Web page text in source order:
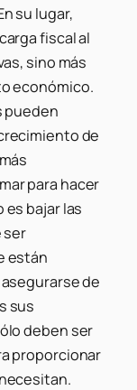
su lugar,
fiscal al
sino más
económico.
pueden
de
para hacer
es bajar las
ser
están
de
sus
deben ser
proporcionar